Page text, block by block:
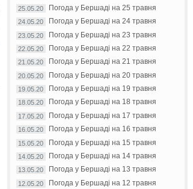
25.05.20 Погода у Бершаді на 25 травня
24.05.20 Погода у Бершаді на 24 травня
23.05.20 Погода у Бершаді на 23 травня
22.05.20 Погода у Бершаді на 22 травня
21.05.20 Погода у Бершаді на 21 травня
20.05.20 Погода у Бершаді на 20 травня
19.05.20 Погода у Бершаді на 19 травня
18.05.20 Погода у Бершаді на 18 травня
17.05.20 Погода у Бершаді на 17 травня
16.05.20 Погода у Бершаді на 16 травня
15.05.20 Погода у Бершаді на 15 травня
14.05.20 Погода у Бершаді на 14 травня
13.05.20 Погода у Бершаді на 13 травня
12.05.20 Погода у Бершаді на 12 травня